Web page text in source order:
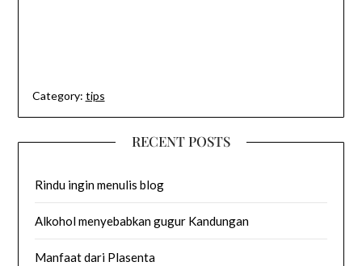
Category: tips
RECENT POSTS
Rindu ingin menulis blog
Alkohol menyebabkan gugur Kandungan
Manfaat dari Plasenta